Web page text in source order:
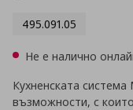
495.091.05
Не е налично
Кухненската
възможности, с